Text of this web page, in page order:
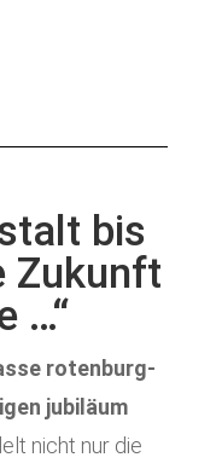
bis
Zukunft
…“
rotenburg-
jubiläum
nicht nur die